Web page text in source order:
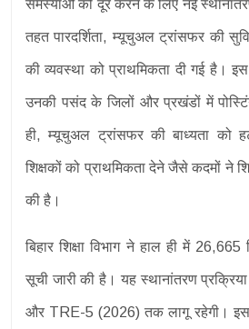
समस्याओं को दूर करने के लिए नई
तहत पारदर्शिता, म्यूचुअल ट्रांसफर की
की व्यवस्था को प्राथमिकता दी गई है।
उनकी पसंद के जिलों और प्रखंडों में
ही, म्यूचुअल ट्रांसफर की बाध्यता को
शिक्षकों को प्राथमिकता देने जैसे कदमों ने
की है।
बिहार शिक्षा विभाग ने हाल ही में
सूची जारी की है। यह स्थानांतरण
और TRE-5 (2026) तक लागू रहेगी।